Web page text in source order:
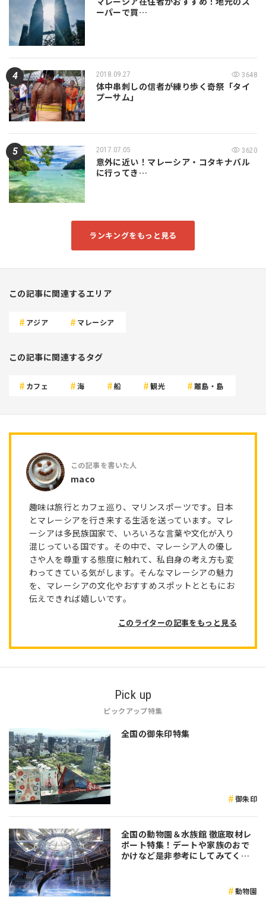
ーパーで買…
2018.09.27 3648
体中串刺しの信者が練り歩く奇祭「タイ
プーサム」
2017.07.05 3620
意外に近い！マレーシア・コタキナバル
に行ってき…
ランキングをもっと見る
この記事に関連するエリア
アジア マレーシア
この記事に関連するタグ
カフェ 海 船 観光 離島・島
maco
趣味は旅行とカフェ巡り、マリンスポーツです。日本
とマレーシアを行き来する生活を送っています。マレ
ーシアは多民族国家で、いろいろな言葉や文化が入り
混じっている国です。その中で、マレーシア人の優し
さや人を尊重する態度に触れて、私自身の考え方も変
わってきている気がします。そんなマレーシアの魅力
を、マレーシアの文化やおすすめスポットとともにお
伝えできれば嬉しいです。
このライターの記事をもっと見る
Pick up
ピックアップ特集
全国の御朱印特集
御朱印
全国の動物園＆水族館 徹底取材レ
ポート特集！デートや家族のおで
かけなど是非参考にしてみてくだ
動物園